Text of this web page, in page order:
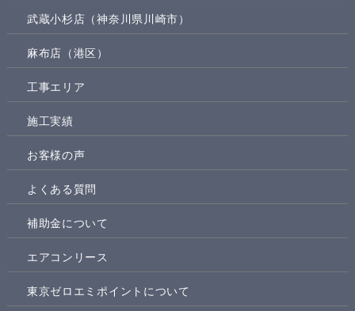
武蔵小杉店（神奈川県川崎市）
麻布店（港区）
工事エリア
施工実績
お客様の声
よくある質問
補助金について
エアコンリース
東京ゼロエミポイントについて